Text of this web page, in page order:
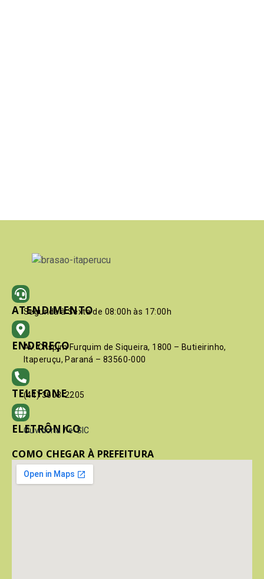
ATENDIMENTO
Segunda à Sexta de 08:00h às 17:00h
ENDEREÇO
Av. Crispim Furquim de Siqueira, 1800 – Butieirinho,
Itaperuçu, Paraná – 83560-000
TELEFONE
(41) 3603-2205
ELETRÔNICO
Ouvidoria / e-SIC
COMO CHEGAR À PREFEITURA